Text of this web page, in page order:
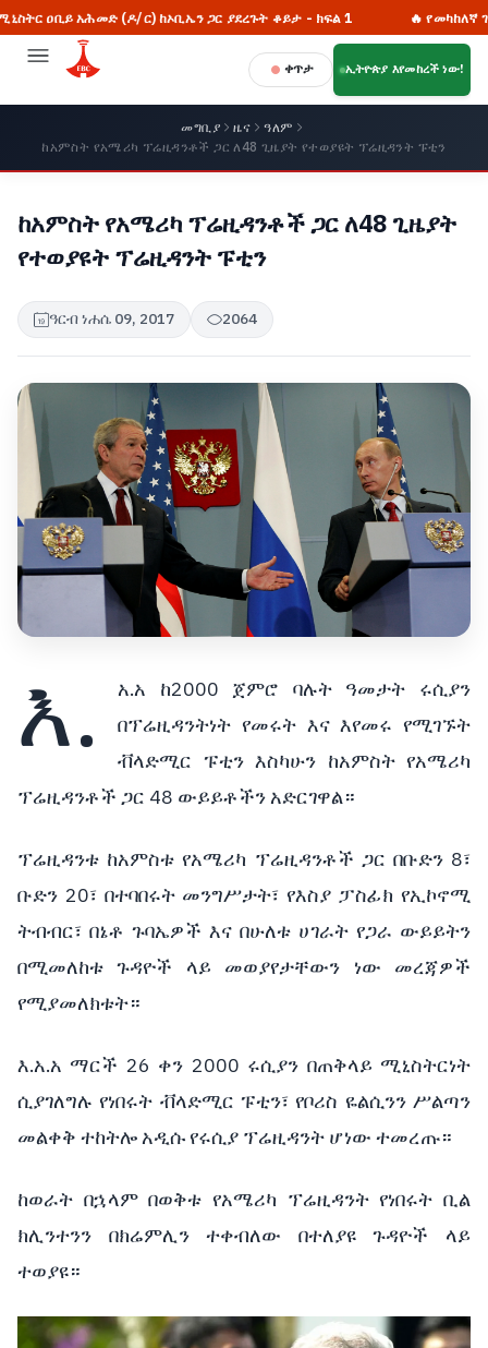
ከኦቢኤን ጋር ያደረጉት ቆይታ - ክፍል 1 🔥 የመካከለኛ ገቢ ሀገር ግንባታ እና
ቀጥታ ኢትዮጵያ እየመከረች ነው!
መግቢያ ዜና
ዓለም
ከአምስት የአሜሪካ ፕሬዚዳንቶች ጋር ለ48 ጊዜያት የተወያዩት ፕሬዚዳንት ፑቲን
ከአምስት የአሜሪካ ፕሬዚዳንቶች ጋር ለ48 ጊዜያት
የተወያዩት ፕሬዚዳንት ፑቲን
ዓርብ ነሐሴ 09, 2017 2064
እ.
አ.አ ከ2000 ጀምሮ ባሉት ዓመታት ሩሲያን
በፕሬዚዳንትነት የመሩት እና እየመሩ የሚገኙት
ቭላድሚር ፑቲን እስካሁን ከአምስት የአሜሪካ
ፕሬዚዳንቶች ጋር 48 ውይይቶችን አድርገዋል።
ፕሬዚዳንቱ ከአምስቱ የአሜሪካ ፕሬዚዳንቶች ጋር በቡድን 8፣
ቡድን 20፣ በተባበሩት መንግሥታት፣ የእስያ ፓስፊክ የኢኮኖሚ
ትብብር፣ በኔቶ ጉባኤዎች እና በሁለቱ ሀገራት የጋራ ውይይትን
በሚመለከቱ ጉዳዮች ላይ መወያየታቸውን ነው መረጃዎች
የሚያመለክቱት።
እ.አ.አ ማርች 26 ቀን 2000 ሩሲያን በጠቅላይ ሚኒስትርነት
ሲያገለግሉ የነበሩት ቭላድሚር ፑቲን፣ የቦሪስ ዬልሲንን ሥልጣን
መልቀቅ ተከትሎ አዲሱ የሩሲያ ፕሬዚዳንት ሆነው ተመረጡ።
ከወራት በኋላም በወቅቱ የአሜሪካ ፕሬዚዳንት የነበሩት ቢል
ክሊንተንን በክሬምሊን ተቀብለው በተለያዩ ጉዳዮች ላይ
ተወያዩ።